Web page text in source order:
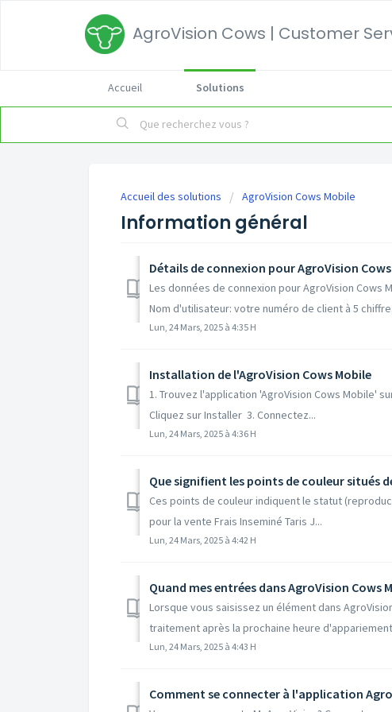
AgroVision Cows | Customer
Accueil Solutions
Accueil des solutions AgroVision Cows Mobile
Information général
Détails de connexion pour AgroVision
Les données de connexion pour AgroVision Cows
Nom d'utilisateur: votre numéro de client à 5
Lun, 24 Mars, 2025 à 4:35 H
Installation de l'AgroVision Cows Mobile
1. Trouvez l'application 'AgroVision Cows Mobile'
Cliquez sur Installer 3. Connectez...
Lun, 24 Mars, 2025 à 4:36 H
Que signifient les points de couleur situés
Ces points de couleur indiquent le statut
pour la vente Frais Inseminé Taris J...
Lun, 24 Mars, 2025 à 4:42 H
Lorsque vous saisissez un élément dans
traitement après la prochaine heure d'appariement
Lun, 24 Mars, 2025 à 4:43 H
Comment se connecter à l'application